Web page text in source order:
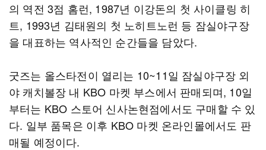
의 역전 3점 홈런, 1987년 이강돈의 첫 사이클링 히
트, 1993년 김태원의 첫 노히트노런 등 잠실야구장
을 대표하는 역사적인 순간들을 담았다.
굿즈는 올스타전이 열리는 10~11일 잠실야구장 외
야 캐치볼장 내 KBO 마켓 부스에서 판매되며, 10일
부터는 KBO 스토어 신사논현점에서도 구매할 수 있
다. 일부 품목은 이후 KBO 마켓 온라인몰에서도 판
매될 예정이다.